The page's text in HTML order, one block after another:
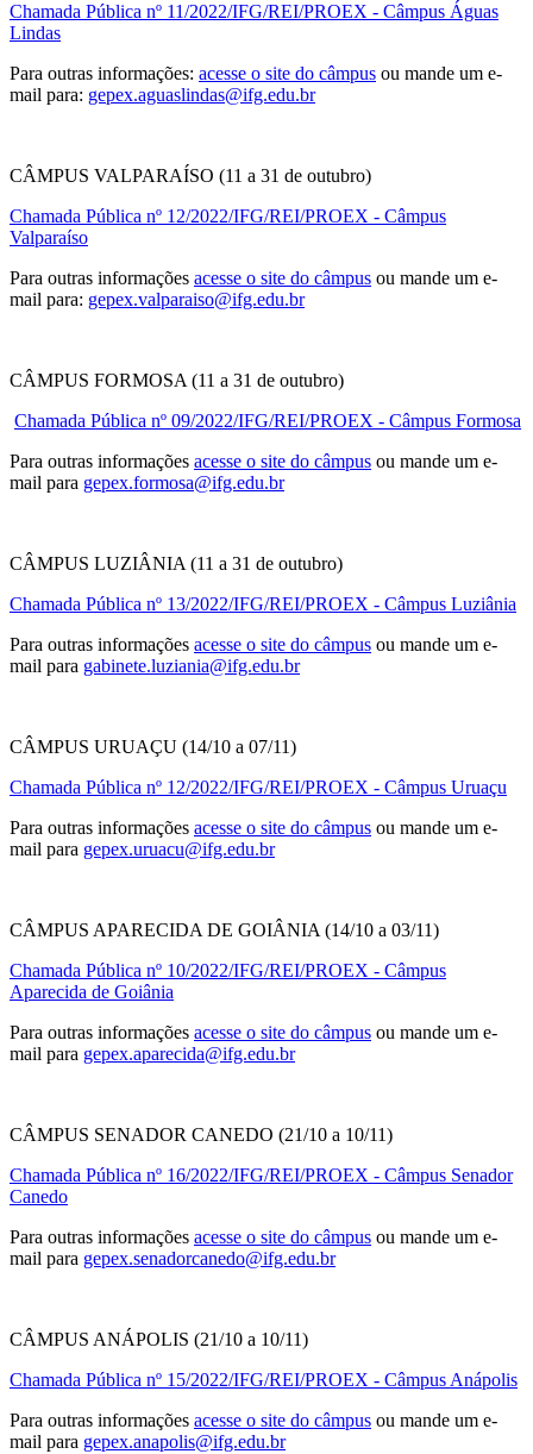
Chamada Pública nº 11/2022/IFG/REI/PROEX - Câmpus Águas
Lindas
Para outras informações: acesse o site do câmpus ou mande um e-
mail para: gepex.aguaslindas@ifg.edu.br
CÂMPUS VALPARAÍSO (11 a 31 de outubro)
Chamada Pública nº 12/2022/IFG/REI/PROEX - Câmpus
Valparaíso
Para outras informações acesse o site do câmpus ou mande um e-
mail para: gepex.valparaiso@ifg.edu.br
CÂMPUS FORMOSA (11 a 31 de outubro)
Chamada Pública nº 09/2022/IFG/REI/PROEX - Câmpus Formosa
Para outras informações acesse o site do câmpus ou mande um e-
mail para gepex.formosa@ifg.edu.br
CÂMPUS LUZIÂNIA (11 a 31 de outubro)
Chamada Pública nº 13/2022/IFG/REI/PROEX - Câmpus Luziânia
Para outras informações acesse o site do câmpus ou mande um e-
mail para gabinete.luziania@ifg.edu.br
CÂMPUS URUAÇU (14/10 a 07/11)
Chamada Pública nº 12/2022/IFG/REI/PROEX - Câmpus Uruaçu
Para outras informações acesse o site do câmpus ou mande um e-
mail para gepex.uruacu@ifg.edu.br
CÂMPUS APARECIDA DE GOIÂNIA (14/10 a 03/11)
Chamada Pública nº 10/2022/IFG/REI/PROEX - Câmpus
Aparecida de Goiânia
Para outras informações acesse o site do câmpus ou mande um e-
mail para gepex.aparecida@ifg.edu.br
CÂMPUS SENADOR CANEDO (21/10 a 10/11)
Chamada Pública nº 16/2022/IFG/REI/PROEX - Câmpus Senador
Canedo
Para outras informações acesse o site do câmpus ou mande um e-
mail para gepex.senadorcanedo@ifg.edu.br
CÂMPUS ANÁPOLIS (21/10 a 10/11)
Chamada Pública nº 15/2022/IFG/REI/PROEX - Câmpus Anápolis
Para outras informações acesse o site do câmpus ou mande um e-
mail para gepex.anapolis@ifg.edu.br